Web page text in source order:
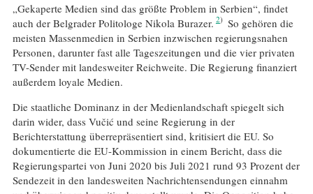
„Gekaperte Medien sind das größte Problem in Serbien“, findet
auch der Belgrader Politologe Nikola Burazer. 2
So gehören die
meisten Massenmedien in Serbien inzwischen regierungsnahen
Personen, darunter fast alle Tageszeitungen und die vier privaten
TV-Sender mit landesweiter Reichweite. Die Regierung finanziert
außerdem loyale Medien.
Die staatliche Dominanz in der Medienlandschaft spiegelt sich
darin wider, dass Vučić und seine Regierung in der
Berichterstattung überrepräsentiert sind, kritisiert die EU. So
dokumentierte die EU-Kommission in einem Bericht, dass die
Regierungspartei von Juni 2020 bis Juli 2021 rund 93 Prozent der
Sendezeit in den landesweiten Nachrichtensendungen einnahm